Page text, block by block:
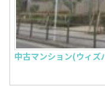
中古マンション(ウィズ